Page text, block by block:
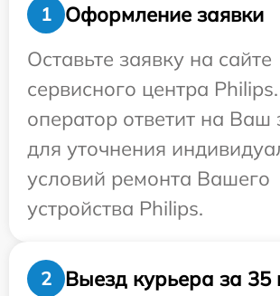
1
Оформление заявки
Оставьте заявку на сайте
сервисного центра
оператор ответит на Ваш
для уточнения
условий ремонта Вашего
устройства Philips.
2
Выезд курьера за 35